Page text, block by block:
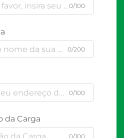
0/100
0/200
0/100
da Carga
0/100